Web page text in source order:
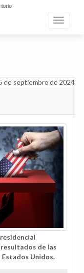
Toggle
de septiembre de 2024
de las
Estados Unidos.